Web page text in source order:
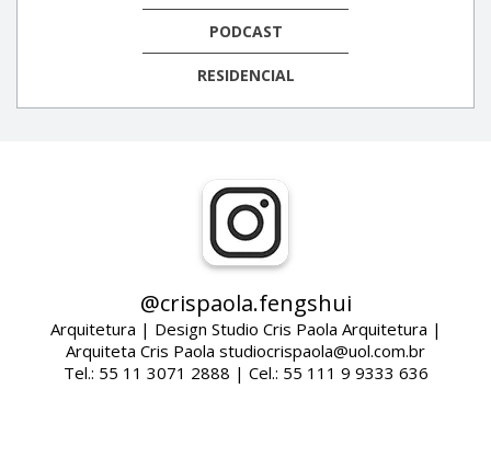
PODCAST
RESIDENCIAL
@crispaola.fengshui
Arquitetura | Design Studio Cris Paola Arquitetura |
Arquiteta Cris Paola studiocrispaola@uol.com.br
Tel.: 55 11 3071 2888 | Cel.: 55 111 9 9333 636